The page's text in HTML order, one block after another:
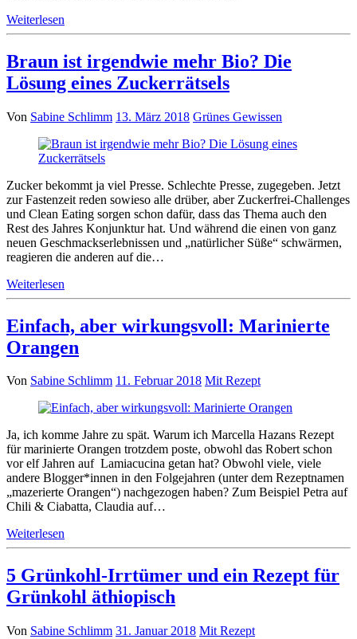
Weiterlesen
Braun ist irgendwie mehr Bio? Die
Lösung eines Zuckerrätsels
Von Sabine Schlimm 13. März 2018 Grünes Gewissen
Zucker bekommt ja viel Presse. Schlechte Presse, zugegeben. Jetzt
zur Fastenzeit reden sowieso alle drüber, aber Zuckerfrei-Challenges
und Clean Eating sorgen schon dafür, dass das Thema auch den
Rest des Jahres Konjunktur hat. Und während die einen von ganz
neuen Geschmackserlebnissen und „natürlicher Süße“ schwärmen,
reagieren die anderen auf die…
Weiterlesen
Einfach, aber wirkungsvoll: Marinierte
Orangen
Von Sabine Schlimm 11. Februar 2018 Mit Rezept
Ja, ich komme Jahre zu spät. Warum ich Marcella Hazans Rezept
für marinierte Orangen trotzdem poste, obwohl das Robert schon
vor elf Jahren auf Lamiacucina getan hat? Obwohl viele, viele
andere Blogger*innen in den Folgejahren (unter dem Rezeptnamen
„mazerierte Orangen“) nachgezogen haben? Zum Beispiel Petra auf
Chili & Ciabatta, Claudia auf…
Weiterlesen
5 Grünkohl-Irrtümer und ein Rezept für
Grünkohl äthiopisch
Von Sabine Schlimm 31. Januar 2018 Mit Rezept